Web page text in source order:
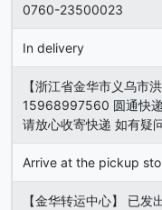
0760-23500023
In delivery
【浙江省金华市义乌市
15968997560 圆通快递
请放心收寄快递 如有疑
Arrive at the pickup
【金华转运中心】 已发